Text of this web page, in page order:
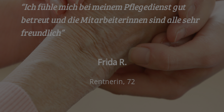
“Ich fühle mich bei meinem Pflegedienst gut
betreut und die Mitarbeiterinnen sind alle sehr
freundlich”
Frida R.
Rentnerin, 72